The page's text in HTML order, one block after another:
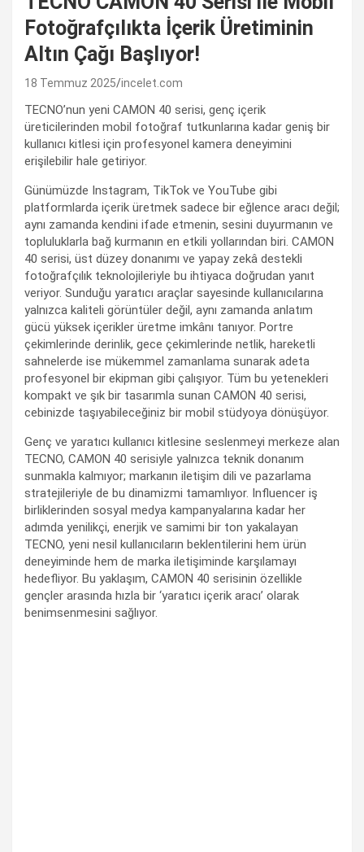
Fotoğrafçılıkta İçerik Üretiminin
Altın Çağı Başlıyor!
18 Temmuz 2025 incelet.com
TECNO’nun yeni CAMON 40 serisi, genç içerik
üreticilerinden mobil fotoğraf tutkunlarına kadar geniş bir
kullanıcı kitlesi için profesyonel kamera deneyimini
erişilebilir hale getiriyor.
Günümüzde Instagram, TikTok ve YouTube gibi
platformlarda içerik üretmek sadece bir eğlence aracı değil;
aynı zamanda kendini ifade etmenin, sesini duyurmanın ve
topluluklarla bağ kurmanın en etkili yollarından biri. CAMON
40 serisi, üst düzey donanımı ve yapay zekâ destekli
fotoğrafçılık teknolojileriyle bu ihtiyaca doğrudan yanıt
veriyor. Sunduğu yaratıcı araçlar sayesinde kullanıcılarına
yalnızca kaliteli görüntüler değil, aynı zamanda anlatım
gücü yüksek içerikler üretme imkânı tanıyor. Portre
çekimlerinde derinlik, gece çekimlerinde netlik, hareketli
sahnelerde ise mükemmel zamanlama sunarak adeta
profesyonel bir ekipman gibi çalışıyor. Tüm bu yetenekleri
kompakt ve şık bir tasarımla sunan CAMON 40 serisi,
cebinizde taşıyabileceğiniz bir mobil stüdyoya dönüşüyor.
Genç ve yaratıcı kullanıcı kitlesine seslenmeyi merkeze alan
TECNO, CAMON 40 serisiyle yalnızca teknik donanım
sunmakla kalmıyor; markanın iletişim dili ve pazarlama
stratejileriyle de bu dinamizmi tamamlıyor. Influencer iş
birliklerinden sosyal medya kampanyalarına kadar her
adımda yenilikçi, enerjik ve samimi bir ton yakalayan
TECNO, yeni nesil kullanıcıların beklentilerini hem ürün
deneyiminde hem de marka iletişiminde karşılamayı
hedefliyor. Bu yaklaşım, CAMON 40 serisinin özellikle
gençler arasında hızla bir ‘yaratıcı içerik aracı’ olarak
benimsenmesini sağlıyor.